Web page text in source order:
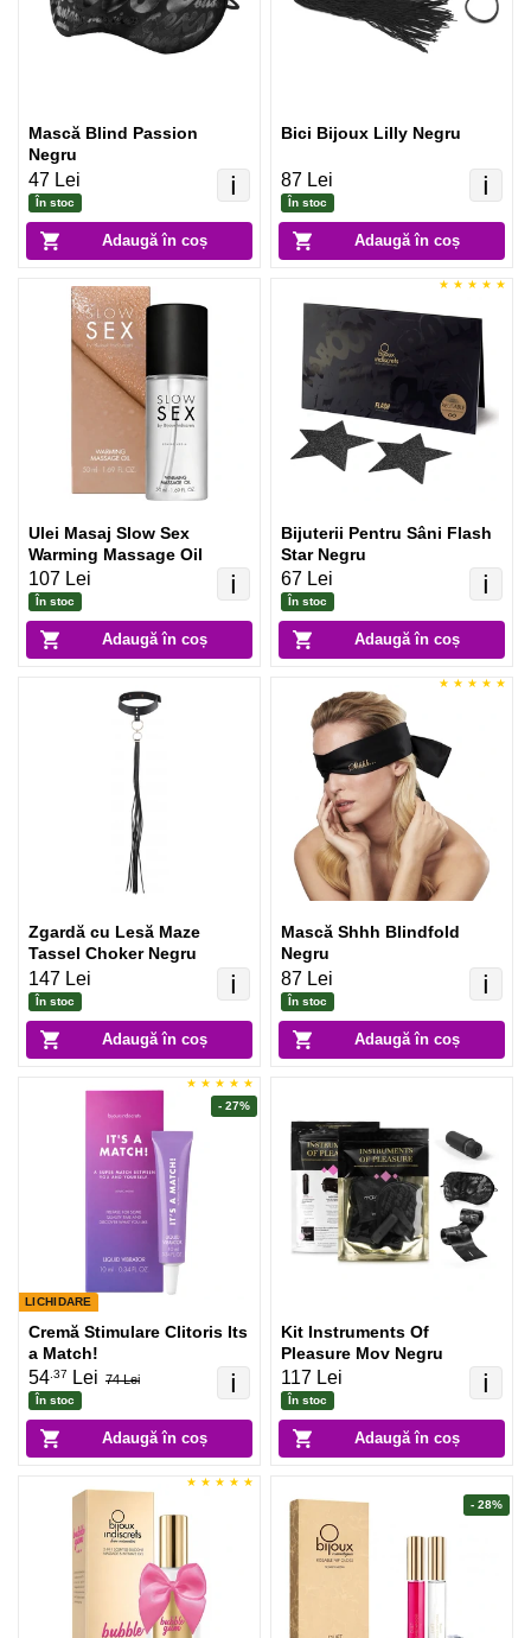
Adaugă în coș
ℹ️
Mască Blind Passion
Negru
47 Lei
În stoc
Adaugă în coș
ℹ️
Bici Bijoux Lilly Negru
87 Lei
În stoc
Adaugă în coș
ℹ️
Ulei Masaj Slow Sex
Warming Massage Oil
107 Lei
În stoc
Adaugă în coș
ℹ️
Bijuterii Pentru Sâni Flash
Star Negru
67 Lei
În stoc
Adaugă în coș
ℹ️
Zgardă cu Lesă Maze
Tassel Choker Negru
147 Lei
În stoc
Adaugă în coș
ℹ️
Mască Shhh Blindfold
Negru
87 Lei
În stoc
LICHIDARE
Adaugă în coș
ℹ️
Cremă Stimulare Clitoris Its
a Match!
54 .37 Lei 74 Lei
În stoc
- 27%
Adaugă în coș
ℹ️
Kit Instruments Of
Pleasure Mov Negru
117 Lei
În stoc
- 28%